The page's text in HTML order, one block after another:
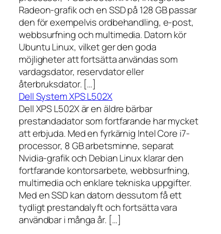
Radeon-grafik och en SSD på 128 GB passar
den för exempelvis ordbehandling, e-post,
webbsurfning och multimedia. Datorn kör
Ubuntu Linux, vilket ger den goda
möjligheter att fortsätta användas som
vardagsdator, reservdator eller
återbruksdator. […]
Dell System XPS L502X
Dell XPS L502X är en äldre bärbar
prestandadator som fortfarande har mycket
att erbjuda. Med en fyrkärnig Intel Core i7-
processor, 8 GB arbetsminne, separat
Nvidia-grafik och Debian Linux klarar den
fortfarande kontorsarbete, webbsurfning,
multimedia och enklare tekniska uppgifter.
Med en SSD kan datorn dessutom få ett
tydligt prestandalyft och fortsätta vara
användbar i många år. […]